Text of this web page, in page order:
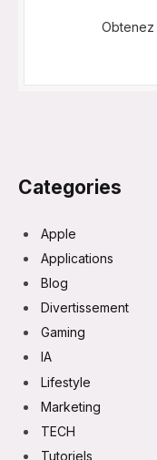
Obtenez
Categories
Apple
Applications
Blog
Divertissement
Gaming
IA
Lifestyle
Marketing
TECH
Tutoriels